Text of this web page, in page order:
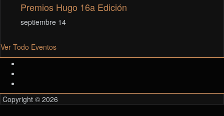
Premios Hugo 16a Edición
septiembre 14
Ver Todo Eventos
Copyright © 2026